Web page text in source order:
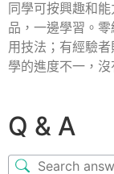
同學可按興趣和
品，一邊學習。
用技法；有經驗
學的進度不一，
Q & A